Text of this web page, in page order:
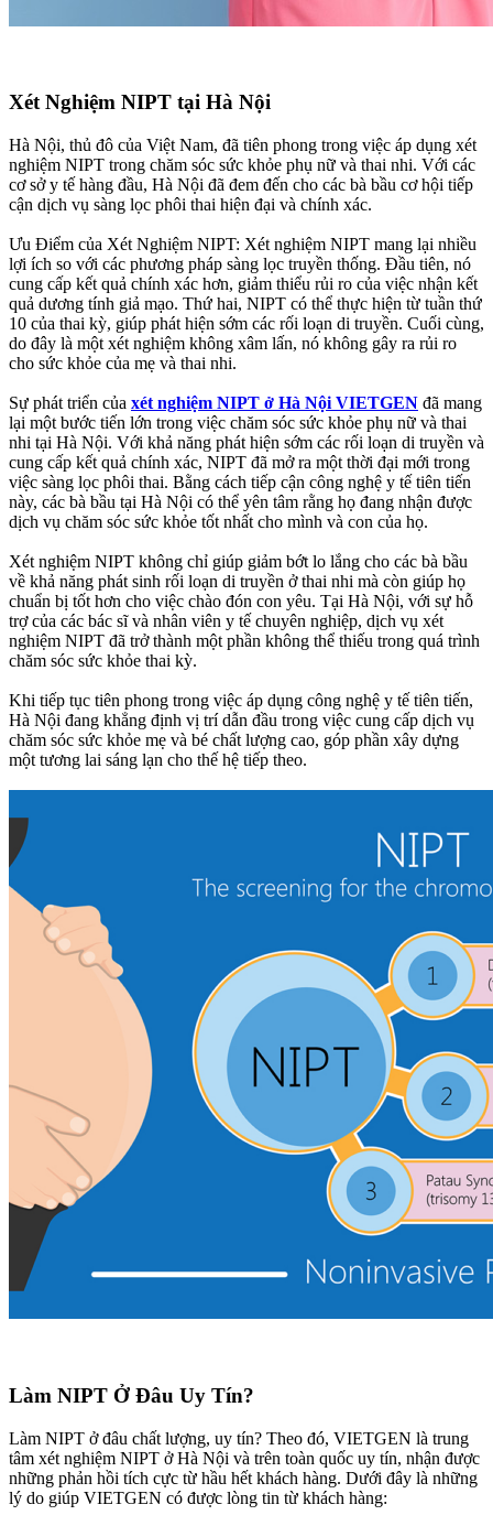
Xét Nghiệm NIPT tại Hà Nội
Hà Nội, thủ đô của Việt Nam, đã tiên phong trong việc áp dụng xét
nghiệm NIPT trong chăm sóc sức khỏe phụ nữ và thai nhi. Với các
cơ sở y tế hàng đầu, Hà Nội đã đem đến cho các bà bầu cơ hội tiếp
cận dịch vụ sàng lọc phôi thai hiện đại và chính xác.
Ưu Điểm của Xét Nghiệm NIPT: Xét nghiệm NIPT mang lại nhiều
lợi ích so với các phương pháp sàng lọc truyền thống. Đầu tiên, nó
cung cấp kết quả chính xác hơn, giảm thiểu rủi ro của việc nhận kết
quả dương tính giả mạo. Thứ hai, NIPT có thể thực hiện từ tuần thứ
10 của thai kỳ, giúp phát hiện sớm các rối loạn di truyền. Cuối cùng,
do đây là một xét nghiệm không xâm lấn, nó không gây ra rủi ro
cho sức khỏe của mẹ và thai nhi.
Sự phát triển của xét nghiệm NIPT ở Hà Nội VIETGEN đã mang
lại một bước tiến lớn trong việc chăm sóc sức khỏe phụ nữ và thai
nhi tại Hà Nội. Với khả năng phát hiện sớm các rối loạn di truyền và
cung cấp kết quả chính xác, NIPT đã mở ra một thời đại mới trong
việc sàng lọc phôi thai. Bằng cách tiếp cận công nghệ y tế tiên tiến
này, các bà bầu tại Hà Nội có thể yên tâm rằng họ đang nhận được
dịch vụ chăm sóc sức khỏe tốt nhất cho mình và con của họ.
Xét nghiệm NIPT không chỉ giúp giảm bớt lo lắng cho các bà bầu
về khả năng phát sinh rối loạn di truyền ở thai nhi mà còn giúp họ
chuẩn bị tốt hơn cho việc chào đón con yêu. Tại Hà Nội, với sự hỗ
trợ của các bác sĩ và nhân viên y tế chuyên nghiệp, dịch vụ xét
nghiệm NIPT đã trở thành một phần không thể thiếu trong quá trình
chăm sóc sức khỏe thai kỳ.
Khi tiếp tục tiên phong trong việc áp dụng công nghệ y tế tiên tiến,
Hà Nội đang khẳng định vị trí dẫn đầu trong việc cung cấp dịch vụ
chăm sóc sức khỏe mẹ và bé chất lượng cao, góp phần xây dựng
một tương lai sáng lạn cho thế hệ tiếp theo.
Làm NIPT Ở Đâu Uy Tín?
Làm NIPT ở đâu chất lượng, uy tín? Theo đó, VIETGEN là trung
tâm xét nghiệm NIPT ở Hà Nội và trên toàn quốc uy tín, nhận được
những phản hồi tích cực từ hầu hết khách hàng. Dưới đây là những
lý do giúp VIETGEN có được lòng tin từ khách hàng: